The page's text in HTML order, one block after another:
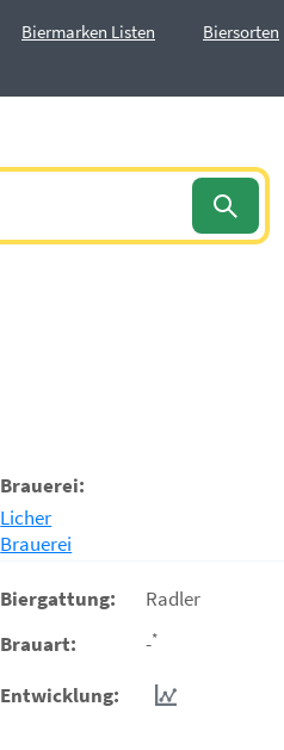
Biermarken Listen Biersorten
Brauerei:
Licher
Brauerei
Biergattung:
Radler
Brauart:
-*
Entwicklung: